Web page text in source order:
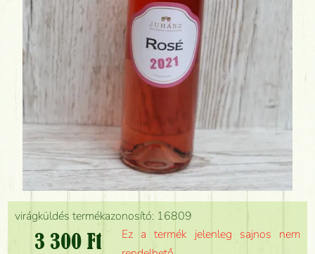
virágküldés termékazonosító: 16809
3 300 Ft
Ez a termék jelenleg sajnos nem